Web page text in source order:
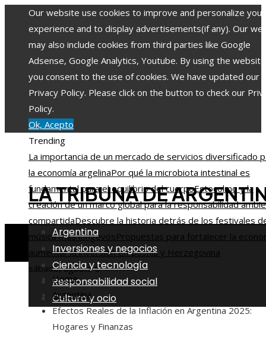
Our website use cookies to improve and personalize your
experience and to display advertisements(if any). Our
may also include cookies from third parties like Google
Adsense, Google Analytics, Youtube. By using the
you consent to the use of cookies. We have updated our
Privacy Policy. Please click on the button to check our
Policy.
Ok, Acepto
Trending
La importancia de un mercado de servicios diversificado
la economía argelinaPor qué la microbiota intestinal es
fundamental para el equilibrio del cuerpoEstocolmo y la
creación de un marco global para la responsabilidad
compartidaDescubre la historia detrás de los festivales
música más longevosPropuestas para fortalecer la
aumentar la inversión en Bosnia y Herzegovina
sábado, agosto 8
LA TRIBUNA DE
Argentina
Inversiones y negocios
Ciencia y tecnología
Responsabilidad social
Cultura y ocio
Home
Argentina
Efectos Reales de la Inflación en Argentina 2025:
Hogares y Finanzas